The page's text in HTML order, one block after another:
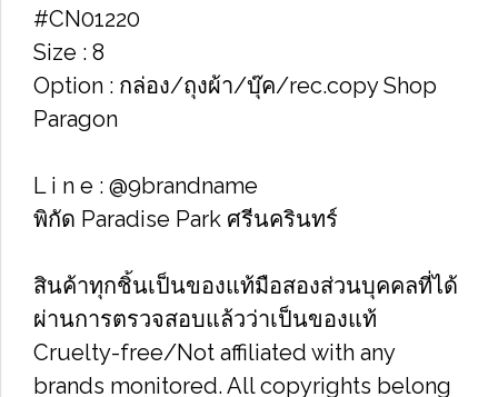
#CN01220
Size : 8
Option : กล่อง/ถุงผ้า/บุ๊ค/rec.copy Shop
Paragon
L i n e : @9brandname
พิกัด Paradise Park ศรีนครินทร์
สินค้าทุกชิ้นเป็นของแท้มือสองส่วนบุคคลที่ได้
ผ่านการตรวจสอบแล้วว่าเป็นของแท้
Cruelty-free/Not affiliated with any
brands monitored. All copyrights belong